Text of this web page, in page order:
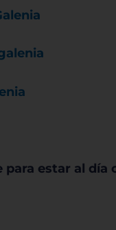
para estar al